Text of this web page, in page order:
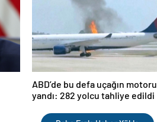
ABD’de bu defa uçağın motoru
yandı: 282 yolcu tahliye edildi